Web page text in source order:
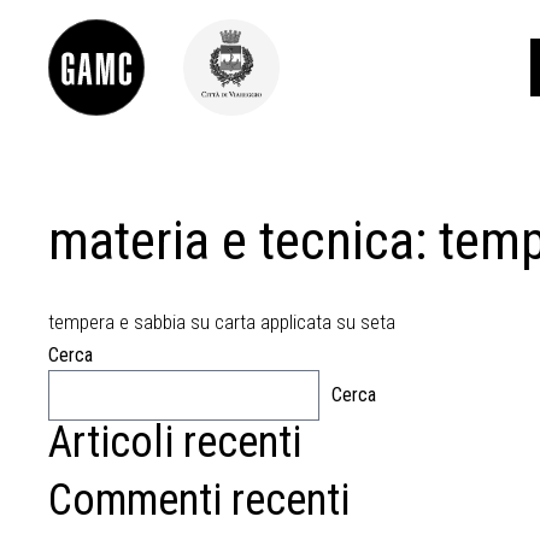
INFO
CONTATTI
LORENZO VIANI
materia e tecnica:
tempera e sabbia su carta applicata su seta
Cerca
Cerca
Articoli recenti
Commenti recenti